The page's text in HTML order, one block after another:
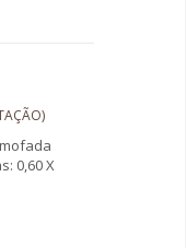
0,60 X